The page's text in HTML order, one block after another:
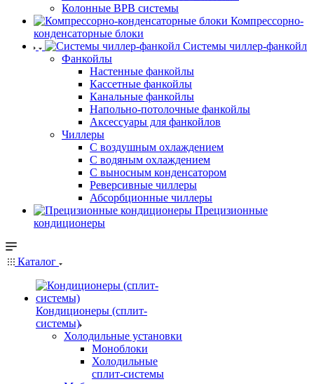
Колонные ВРВ системы
Компрессорно-
конденсаторные блоки
Системы чиллер-фанкойл
Фанкойлы
Настенные фанкойлы
Кассетные фанкойлы
Канальные фанкойлы
Напольно-потолочные фанкойлы
Аксессуары для фанкойлов
Чиллеры
С воздушным охлаждением
С водяным охлаждением
С выносным конденсатором
Реверсивные чиллеры
Абсорбционные чиллеры
Прецизионные
кондиционеры
Каталог
Кондиционеры (сплит-
системы)
Холодильные установки
Моноблоки
Холодильные
сплит-системы